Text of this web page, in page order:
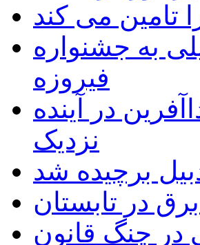
اردبیلی به جشنواره
فیروزه
در آینده
نزدیک
در تابستان
در چنگ قانون